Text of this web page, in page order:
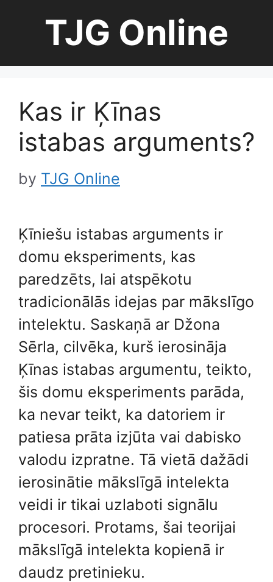
TJG Online
Kas ir Ķīnas
istabas arguments?
by TJG Online
Ķīniešu istabas arguments ir
domu eksperiments, kas
paredzēts, lai atspēkotu
tradicionālās idejas par mākslīgo
intelektu. Saskaņā ar Džona
Sērla, cilvēka, kurš ierosināja
Ķīnas istabas argumentu, teikto,
šis domu eksperiments parāda,
ka nevar teikt, ka datoriem ir
patiesa prāta izjūta vai dabisko
valodu izpratne. Tā vietā dažādi
ierosinātie mākslīgā intelekta
veidi ir tikai uzlaboti signālu
procesori. Protams, šai teorijai
mākslīgā intelekta kopienā ir
daudz pretinieku.